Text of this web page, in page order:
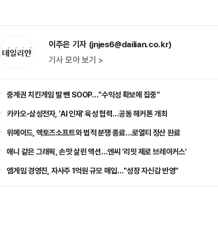
이주은 기자 (jnjes6@dailian.co.kr)
기사 모아 보기 >
중계권 치킨게임 발 뺀 SOOP…"수익성 확보에 집중"
카카오-삼성전자, 'AI 인재' 육성 협력…공동 해커톤 개최
위메이드, 액토즈소프트와 법적 분쟁 종료…로열티 정산 완료
애니 같은 그래픽, 손맛 살린 액션…엔씨 '리밋 제로 브레이커스'
엠게임 경영진, 자사주 1억원 규모 매입…"성장 자신감 반영"